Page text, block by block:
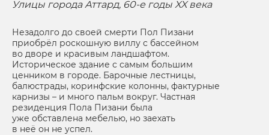
Улицы города Аттард, 60-е годы XX века
Незадолго до своей смерти Пол Пизани
приобрёл роскошную виллу с бассейном
во дворе и красивым ландшафтом.
Историческое здание с самым большим
ценником в городе. Барочные лестницы,
балюстрады, коринфские колонны, фактурные
карнизы – и много пальм вокруг. Частная
резиденция Пола Пизани была
уже обставлена мебелью, но заехать
в неё он не успел.